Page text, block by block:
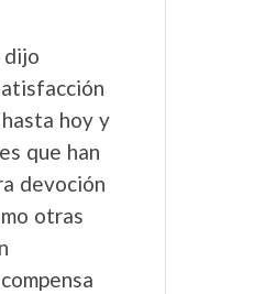
dijo
hoy y
que han
devoción
otras